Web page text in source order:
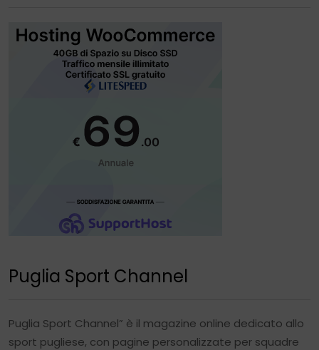
Puglia Sport Channel
Puglia Sport Channel” è il magazine online dedicato allo
sport pugliese, con pagine personalizzate per squadre